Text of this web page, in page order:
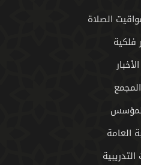
الصلاة
فلكية
العامة